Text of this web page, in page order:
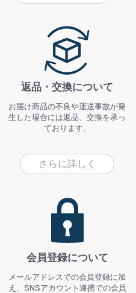
返品・交換について
お届け商品の不良や運送事故が発
生した場合には返品、交換を承っ
ております。
さらに詳しく
会員登録について
メールアドレスでの会員登録に加
え、SNSアカウント連携での会員